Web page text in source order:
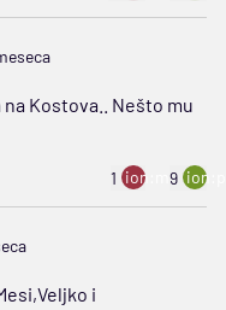
Kostova.. Nešto mu
1 ion:minus
9
i